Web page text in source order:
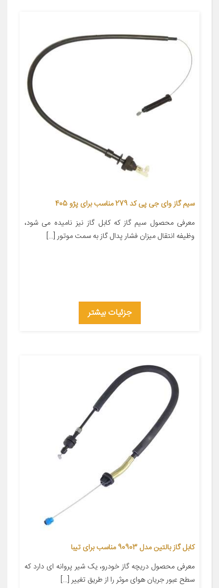
سیم گاز وای جی پی کد 279 مناسب برای پژو 405
معرفی محصول سیم گاز که کابل گاز نیز نامیده می شود،
وظیفه انتقال میزان فشار پدال گاز به سمت موتور […]
جزئیات بیشتر
کابل گاز بالتین مدل 90903 مناسب برای تیبا
معرفی محصول دریچه گاز خودرو، یک شیر پروانه ای دارد که
سطح عبور جریان هوای موثر را از طریق تغییر […]